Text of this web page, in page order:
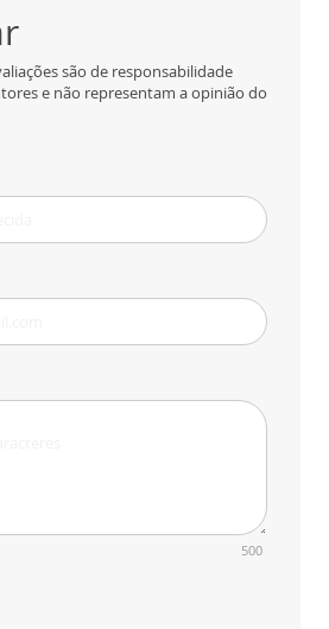
são de responsabilidade
e não representam a opinião do
500